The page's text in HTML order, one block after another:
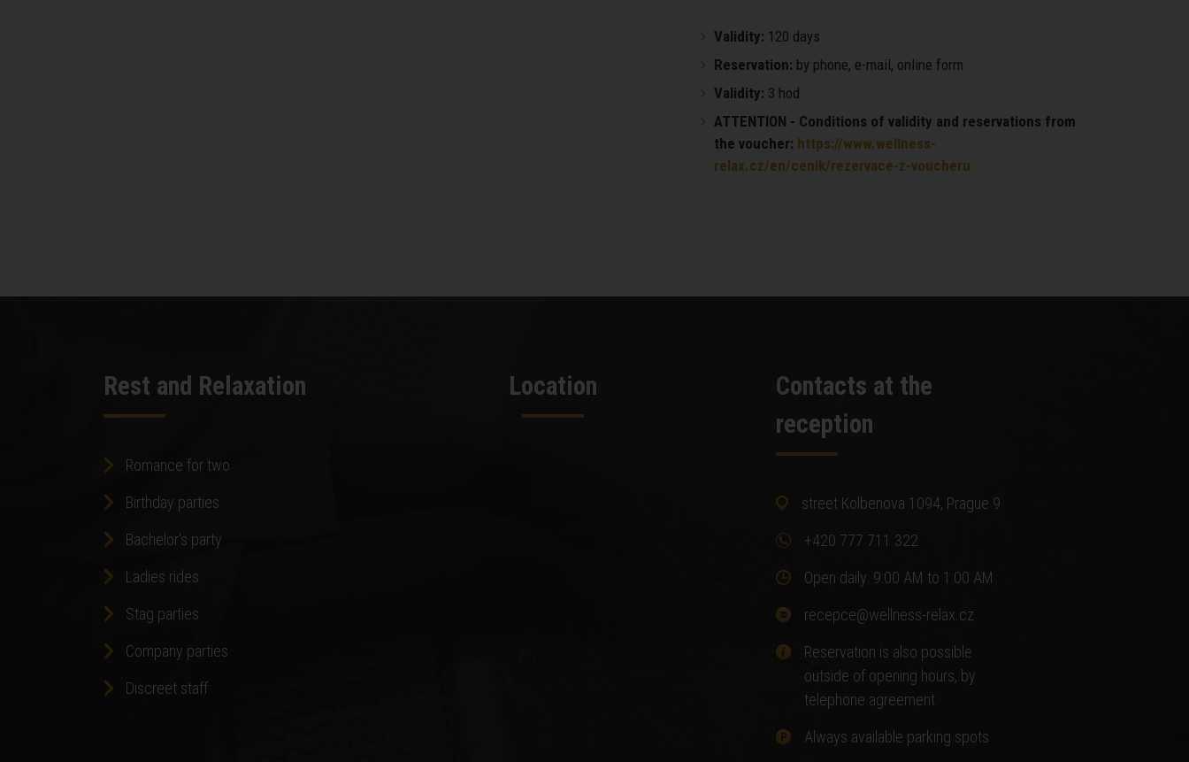
Validity: 120 days
Reservation: by phone, e-mail, online form
Validity: 3 hod
ATTENTION - Conditions of validity and reservations from
the voucher: https://www.wellness-
relax.cz/en/cenik/rezervace-z-voucheru
Rest and Relaxation
Romance for two
Birthday parties
Bachelor's party
Ladies rides
Stag parties
Company parties
Discreet staff
Location
Contacts at the
reception
street Kolbenova 1094, Prague 9
+420 777 711 322
Open daily: 9:00 AM to 1:00 AM
recepce@wellness-relax.cz
Reservation is also possible
outside of opening hours, by
telephone agreement
Always available parking spots